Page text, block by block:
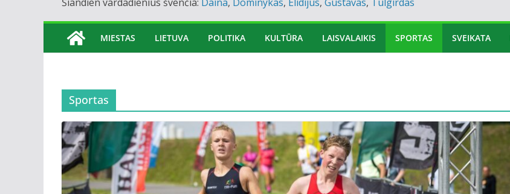
MIESTAS LIETUVA POLITIKA KULTŪRA LAISVALAIKIS SPORTAS SVEIKATA
Sportas